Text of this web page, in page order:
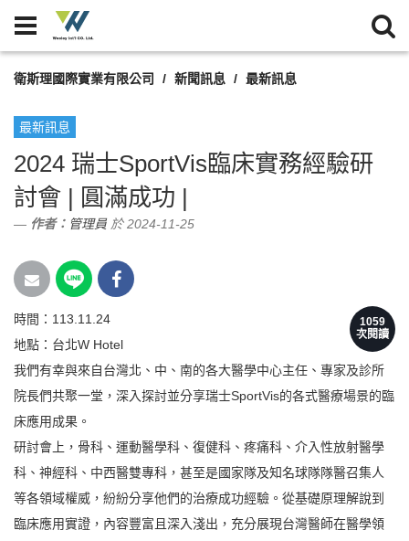
衛斯理國際實業有限公司 新聞訊息 最新訊息
最新訊息
2024 瑞士SportVis臨床實務經驗研
討會 | 圓滿成功 |
作者： 管理員 於 2024-11-25
1059
次閱讀
時間：113.11.24
地點：台北W Hotel
我們有幸與來自台灣北、中、南的各大醫學中心主任、專家及診所
院長們共聚一堂，深入探討並分享瑞士SportVis的各式醫療場景的臨
床應用成果。
研討會上，骨科、運動醫學科、復健科、疼痛科、介入性放射醫學
科、神經科、中西醫雙專科，甚至是國家隊及知名球隊隊醫召集人
等各領域權威，紛紛分享他們的治療成功經驗。從基礎原理解說到
臨床應用實證，內容豐富且深入淺出，充分展現台灣醫師在醫學領